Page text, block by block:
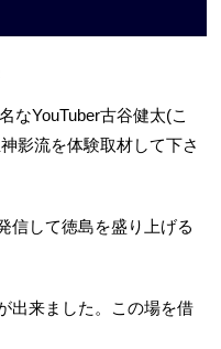
なYouTuber古谷健太(こ
影流を体験取材して下さ
信して徳島を盛り上げる
出来ました。この場を借